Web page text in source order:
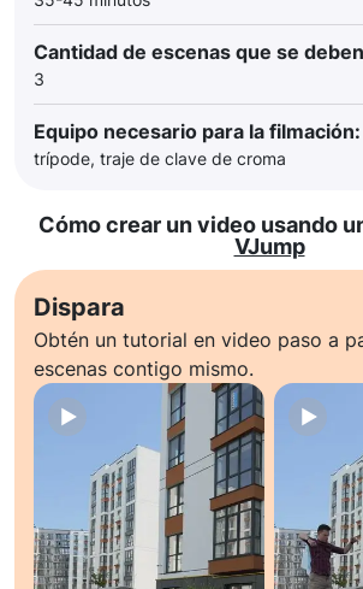
Cantidad de escenas que se
3
Equipo necesario para la filmación:
trípode, traje de clave de croma
Cómo crear un video usando
VJump
Dispara
Obtén un tutorial en video paso a
escenas contigo mismo.